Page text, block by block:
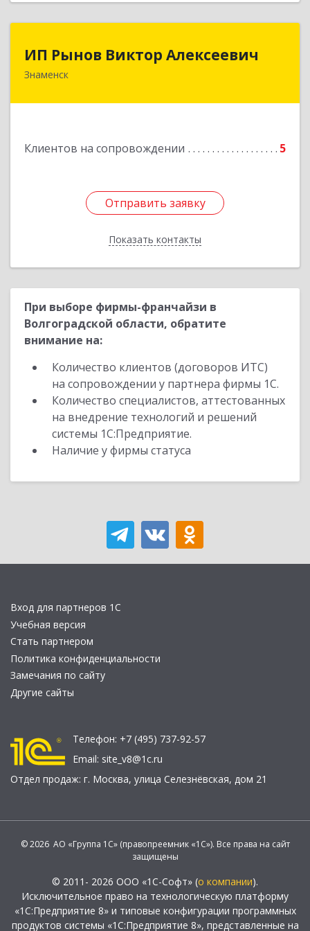
ИП Рынов Виктор Алексеевич
Знаменск
Клиентов на сопровождении 5
Отправить заявку
Показать контакты
Отправить заявку
Назад
При выборе фирмы-франчайзи в
Волгоградской области, обратите
внимание на:
Количество клиентов (договоров ИТС)
на сопровождении у партнера фирмы 1С.
Количество специалистов, аттестованных
на внедрение технологий и решений
системы 1С:Предприятие.
Наличие у фирмы статуса
Вход для партнеров 1С
Учебная версия
Стать партнером
Политика конфиденциальности
Замечания по сайту
Другие сайты
Телефон: +7 (495) 737-92-57
Email: site_v8@1c.ru
Отдел продаж: г. Москва, улица Селезнёвская, дом 21
© 2026 АО «Группа 1С» (правопреемник «1С»). Все права на сайт
защищены
© 2011- 2026 ООО «1С-Софт» (о компании).
Исключительное право на технологическую платформу
«1С:Предприятие 8» и типовые конфигурации программных
продуктов системы «1С:Предприятие 8», представленные на